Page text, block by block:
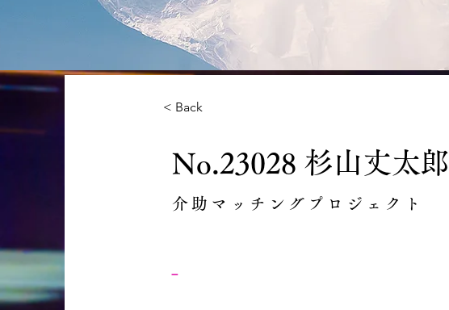
< Back
No.23028 杉山丈太郎
介助マッチングプロジェクト
-